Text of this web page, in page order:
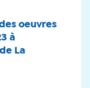
oeuvres
à
La